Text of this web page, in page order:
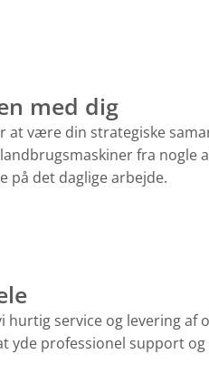
med dig
at være din strategiske
fra nogle
på det daglige arbejde.
service og levering af
yde professionel support